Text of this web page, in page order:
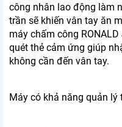
công nhân lao động làm
trần sẽ khiến vân tay ăn
máy chấm công
quét thẻ cảm ứng giúp
không cần đến vân tay.
Máy có khả năng quản